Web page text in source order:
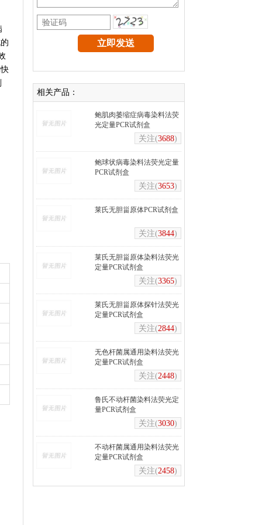
相关产品：
鲍肌肉萎缩症病毒染料法荧
光定量PCR试剂盒
关注(3688)
鲍球状病毒染料法荧光定量
PCR试剂盒
关注(3653)
莱氏无胆甾原体PCR试剂盒
关注(3844)
莱氏无胆甾原体染料法荧光
定量PCR试剂盒
关注(3365)
莱氏无胆甾原体探针法荧光
定量PCR试剂盒
关注(2844)
无色杆菌属通用染料法荧光
定量PCR试剂盒
关注(2448)
鲁氏不动杆菌染料法荧光定
量PCR试剂盒
关注(3030)
不动杆菌属通用染料法荧光
定量PCR试剂盒
关注(2458)